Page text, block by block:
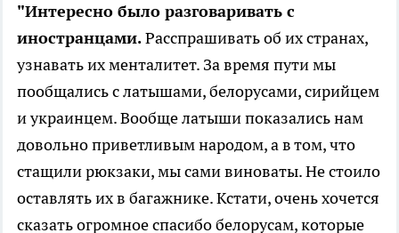
"Интересно было разговаривать с
иностранцами.Расспрашивать об их странах,
узнавать их менталитет. За время пути мы
пообщались с латышами, белорусами, сирийцем
и украинцем. Вообще латыши показались нам
довольно приветливым народом, а в том, что
стащили рюкзаки, мы сами виноваты. Не стоило
оставлять их в багажнике. Кстати, очень хочется
сказать огромное спасибо белорусам, которые